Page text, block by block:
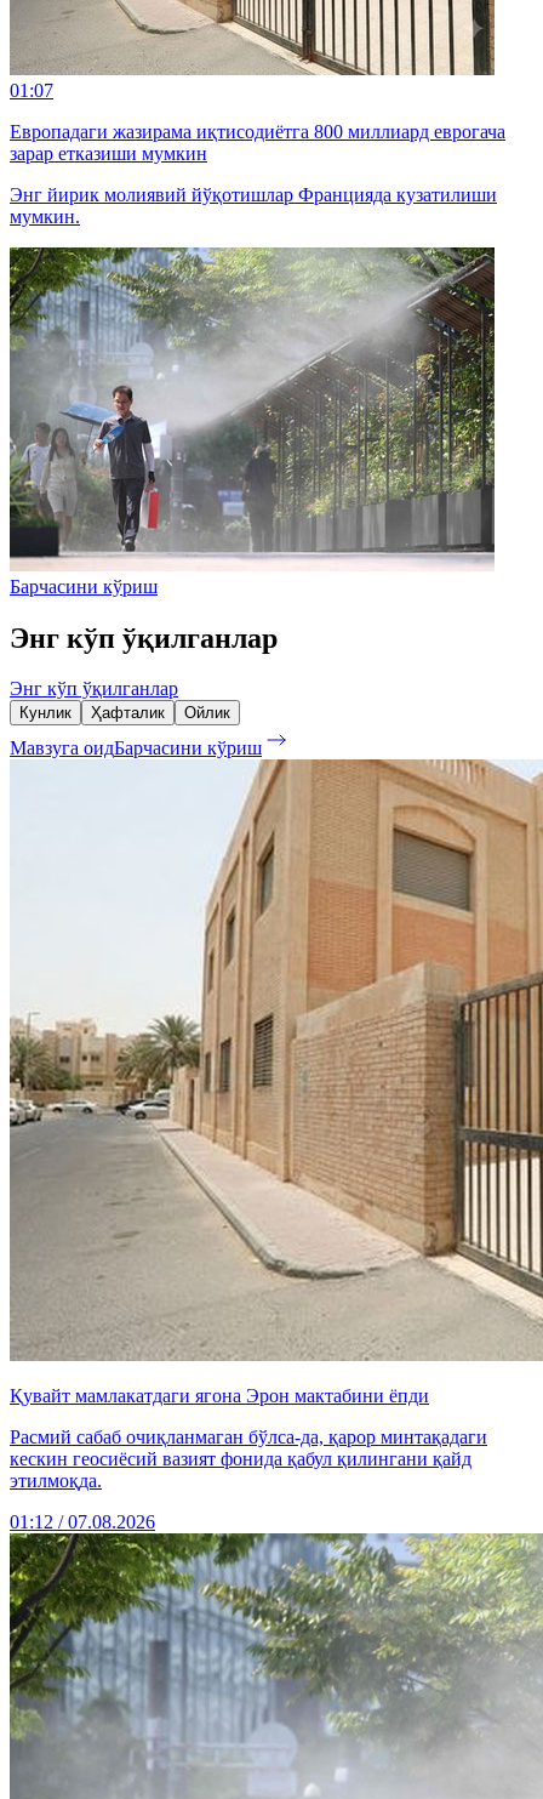
01:07
Европадаги жазирама иқтисодиётга 800 миллиард еврогача
зарар етказиши мумкин
Энг йирик молиявий йўқотишлар Францияда кузатилиши
мумкин.
Барчасини кўриш
Энг кўп ўқилганлар
Энг кўп ўқилганлар
Кунлик Ҳафталик Ойлик
Мавзуга оидБарчасини кўриш
Қувайт мамлакатдаги ягона Эрон мактабини ёпди
Расмий сабаб очиқланмаган бўлса-да, қарор минтақадаги
кескин геосиёсий вазият фонида қабул қилингани қайд
этилмоқда.
01:12 / 07.08.2026